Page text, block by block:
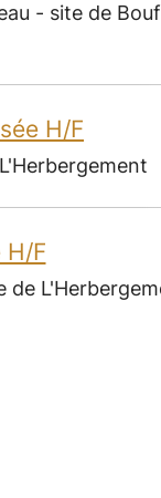
- site de
H/F
H/F